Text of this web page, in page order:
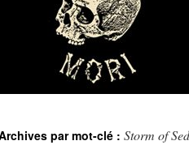
par mot-clé : Storm of